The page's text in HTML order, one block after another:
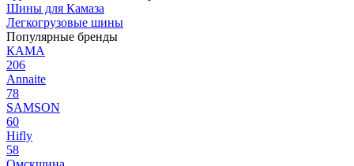
Шины для Камаза
Легкогрузовые шины
Популярные бренды
КАМА
206
Annaite
78
SAMSON
60
Hifly
58